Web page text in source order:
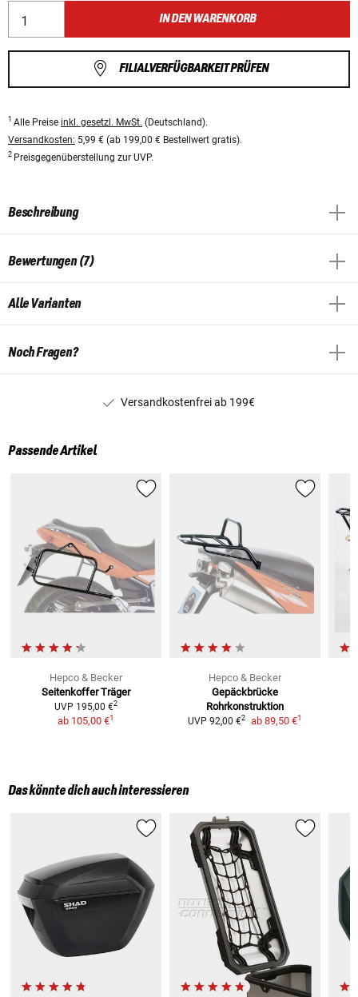
IN DEN WARENKORB
FILIALVERFÜGBARKEIT PRÜFEN
1 Alle Preise inkl. gesetzl. MwSt. (Deutschland).
Versandkosten: 5,99 € (ab 199,00 € Bestellwert gratis).
2 Preisgegenüberstellung zur UVP.
Beschreibung
Bewertungen (7)
Alle Varianten
Noch Fragen?
Versandkostenfrei ab 199€
Passende Artikel
Hepco & Becker
Seitenkoffer Träger
UVP 195,00 €2
ab 105,00 €1
Hepco & Becker
Gepäckbrücke
Rohrkonstruktion
UVP 92,00 €2 ab 89,50 €1
Das könnte dich auch interessieren